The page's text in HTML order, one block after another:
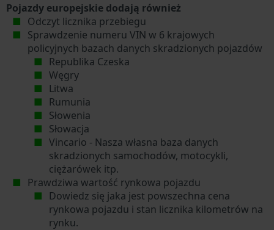
Pojazdy europejskie dodają również
Odczyt licznika przebiegu
Sprawdzenie numeru VIN w 6 krajowych
policyjnych bazach danych skradzionych pojazdów
Republika Czeska
Węgry
Litwa
Rumunia
Słowenia
Słowacja
Vincario - Nasza własna baza danych
skradzionych samochodów, motocykli,
ciężarówek itp.
Prawdziwa wartość rynkowa pojazdu
Dowiedz się jaka jest powszechna cena
rynkowa pojazdu i stan licznika kilometrów na
rynku.